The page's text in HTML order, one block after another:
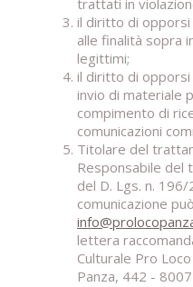
trattati in
il diritto di
alle finalità sopra
legittimi;
il diritto di
invio di materiale
compimento di
comunicazioni
Titolare del
Responsabile del
del D. Lgs. n.
comunicazione
lettera
Culturale Pro
Panza, 442 -